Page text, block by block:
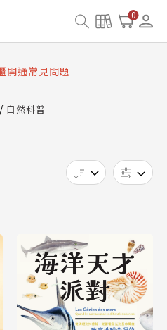
0
讀墨系統維護中，本站同步暫
閱讀資產合併與書櫃開通申請
開通常見問題
讀墨系統維護中，本站同步暫
自然科普